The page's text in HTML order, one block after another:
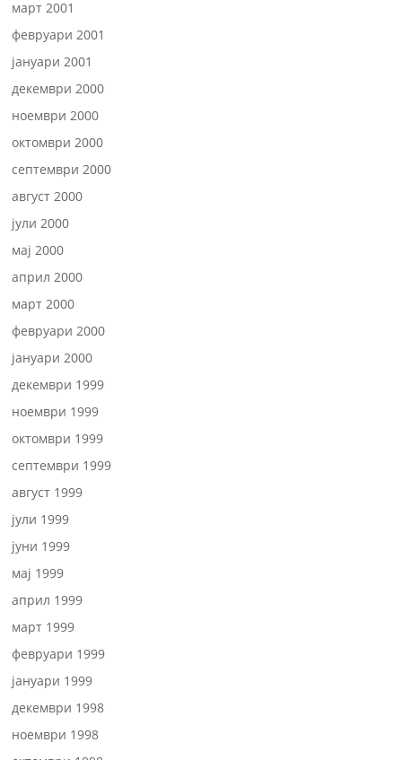
март 2001
февруари 2001
јануари 2001
декември 2000
ноември 2000
октомври 2000
септември 2000
август 2000
јули 2000
мај 2000
април 2000
март 2000
февруари 2000
јануари 2000
декември 1999
ноември 1999
октомври 1999
септември 1999
август 1999
јули 1999
јуни 1999
мај 1999
април 1999
март 1999
февруари 1999
јануари 1999
декември 1998
ноември 1998